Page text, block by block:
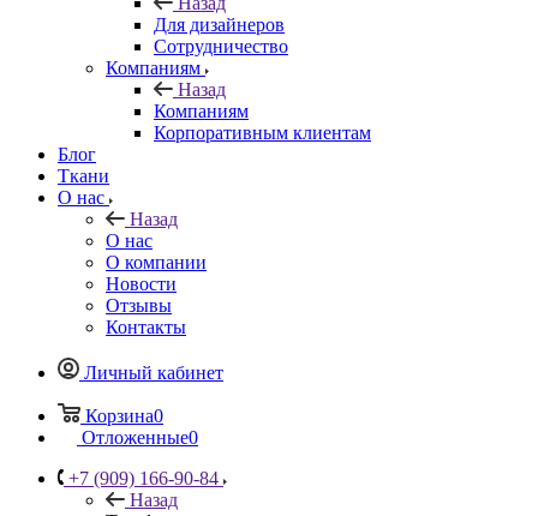
Для дизайнеров
Сотрудничество
Компаниям
Назад
Компаниям
Корпоративным клиентам
Блог
Ткани
О нас
Назад
О нас
О компании
Новости
Отзывы
Контакты
Личный кабинет
Корзина0
Отложенные0
+7 (909) 166-90-84
Назад